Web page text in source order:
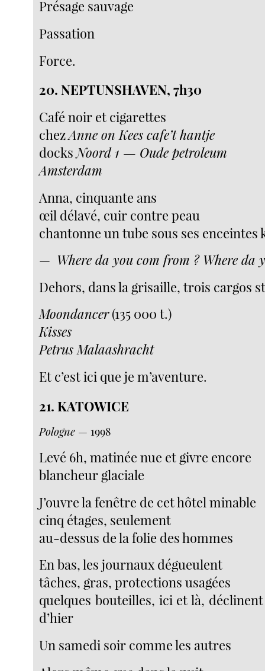
Présage sauvage
Passation
Force.
20. NEPTUNSHAVEN, 7h30
Café noir et cigarettes
chezAnne on Kees cafe’t hantje
docksNoord 1 — Oude petroleum
Amsterdam
Anna, cinquante ans
œil délavé, cuir contre peau
chantonne un tube sous ses enceintes
— Where da you com from ? Where da
Dehors, dans la grisaille, trois cargos
Moondancer(135 000 t.)
Kisses
Petrus Malaashracht
Et c’est ici que je m’aventure.
21. KATOWICE
Pologne — 1998
Levé 6h, matinée nue et givre encore
blancheur glaciale
J’ouvre la fenêtre de cet hôtel minable
cinq étages, seulement
au-dessus de la folie des hommes
En bas, les journaux dégueulent
tâches, gras, protections usagées
quelques bouteilles, ici et là,
d’hier
Un samedi soir comme les autres